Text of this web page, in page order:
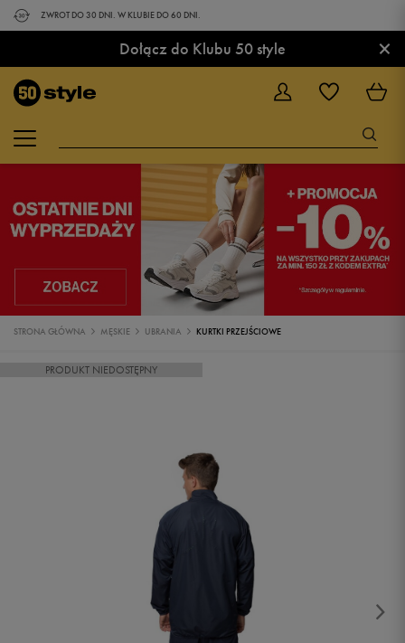
ZWROT DO 30 DNI. W KLUBIE DO 60 DNI.
Dołącz do Klubu 50 style ×
STRONA GŁÓWNA MĘSKIE UBRANIA KURTKI PRZEJŚCIOWE
PRODUKT NIEDOSTĘPNY